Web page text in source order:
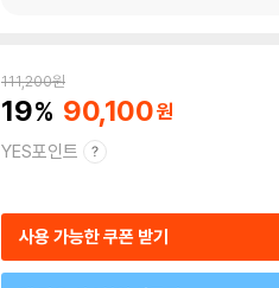
111,200원
19 90,100
YES포인트
사용 가능한 쿠폰 받기